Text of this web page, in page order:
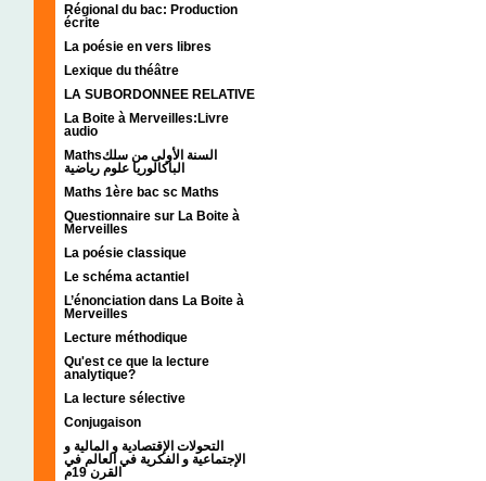
Régional du bac: Production
écrite
La poésie en vers libres
Lexique du théâtre
LA SUBORDONNEE RELATIVE
La Boite à Merveilles:Livre
audio
Mathsالسنة الأولى من سلك
الباكالوريا علوم رياضية
Maths 1ère bac sc Maths
Questionnaire sur La Boite à
Merveilles
La poésie classique
Le schéma actantiel
L’énonciation dans La Boite à
Merveilles
Lecture méthodique
Qu'est ce que la lecture
analytique?
La lecture sélective
Conjugaison
التحولات الإقتصادية و المالية و
الإجتماعية و الفكرية في العالم في
القرن 19م